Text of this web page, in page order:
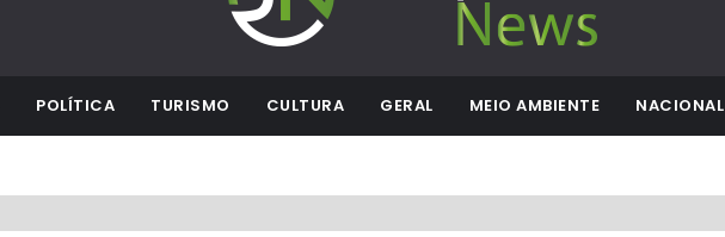
POLÍTICA TURISMO CULTURA GERAL MEIO AMBIENTE NACIONAL